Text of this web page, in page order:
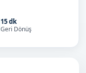
15 dk
Geri Dönüş